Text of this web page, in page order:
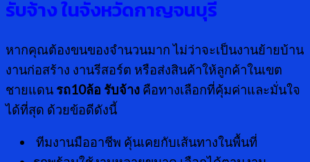
รับจ้าง ในจังหวัดกาญจนบุรี
หากคุณต้องขนของจำนวนมาก ไม่ว่าจะเป็นงานย้ายบ้าน
งานก่อสร้าง งานรีสอร์ต หรือส่งสินค้าให้ลูกค้าในเขต
ชายแดน รถ10ล้อ รับจ้าง คือทางเลือกที่คุ้มค่าและมั่นใจ
ได้ที่สุด ด้วยข้อดีดังนี้
ทีมงานมืออาชีพ คุ้นเคยกับเส้นทางในพื้นที่